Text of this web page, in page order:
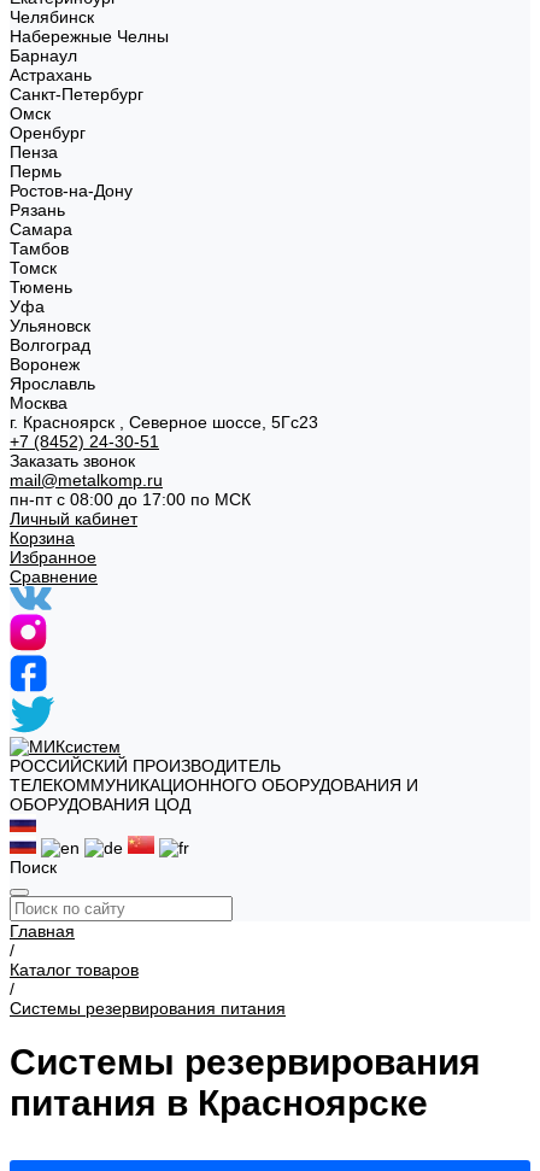
Челябинск
Набережные Челны
Барнаул
Астрахань
Санкт-Петербург
Омск
Оренбург
Пенза
Пермь
Ростов-на-Дону
Рязань
Самара
Тамбов
Томск
Тюмень
Уфа
Ульяновск
Волгоград
Воронеж
Ярославль
Москва
г. Красноярск , Северное шоссе, 5Гс23
+7 (8452) 24-30-51
Заказать звонок
mail@metalkomp.ru
пн-пт с 08:00 до 17:00 по МСК
Личный кабинет
Корзина
Избранное
Сравнение
РОССИЙСКИЙ ПРОИЗВОДИТЕЛЬ
ТЕЛЕКОММУНИКАЦИОННОГО ОБОРУДОВАНИЯ И
ОБОРУДОВАНИЯ ЦОД
Поиск
Главная
/
Каталог товаров
/
Системы резервирования питания
Системы резервирования
питания в Красноярске